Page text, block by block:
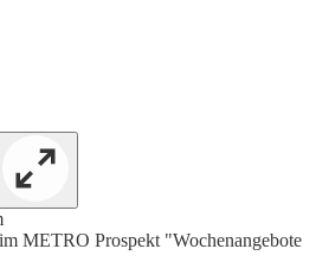
METRO Prospekt "Wochenangebote